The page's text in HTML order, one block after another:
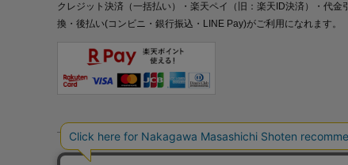
クレジット決済（一括払い）・楽天ペイ（旧：楽天ID決済）・代金引
換・後払い(コンビニ・銀行振込・LINE Pay)がご利用になれます。